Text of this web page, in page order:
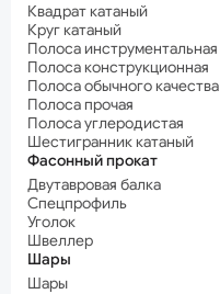
Квадрат катаный
Круг катаный
Полоса инструментальная
Полоса конструкционная
Полоса обычного качества
Полоса прочая
Полоса углеродистая
Шестигранник катаный
Фасонный прокат
Двутавровая балка
Спецпрофиль
Уголок
Швеллер
Шары
Шары